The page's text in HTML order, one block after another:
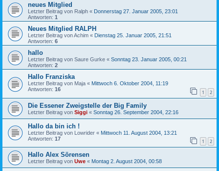
neues Mitglied
Letzter Beitrag von Ralph « Donnerstag 27. Januar 2005, 23:01
Antworten: 1
Neues Mitglied RALPH
Letzter Beitrag vonAchim « Dienstag 25. Januar 2005, 21:51
Antworten: 6
hallo
Letzter Beitrag von Saure Gurke « Sonntag 23. Januar 2005, 00:21
Antworten: 2
Hallo Franziska
Letzter Beitrag von Maja « Mittwoch 6. Oktober 2004, 11:19
Antworten: 16 1 2
Die Essener Zweigstelle der Big Family
Letzter Beitrag von Siggi « Sonntag 26. September 2004, 22:16
Hallo da bin ich !
Letzter Beitrag von Lowrider « Mittwoch 11. August 2004, 13:21
Antworten: 17 1 2
Hallo Alex Sörensen
Letzter Beitrag von Uwe « Montag 2. August 2004, 00:58